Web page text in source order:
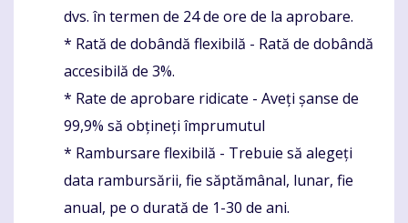
dvs. în termen de 24 de ore de la aprobare.
* Rată de dobândă flexibilă - Rată de dobândă
accesibilă de 3%.
* Rate de aprobare ridicate - Aveți șanse de
99,9% să obțineți împrumutul
* Rambursare flexibilă - Trebuie să alegeți
data rambursării, fie săptămânal, lunar, fie
anual, pe o durată de 1-30 de ani.